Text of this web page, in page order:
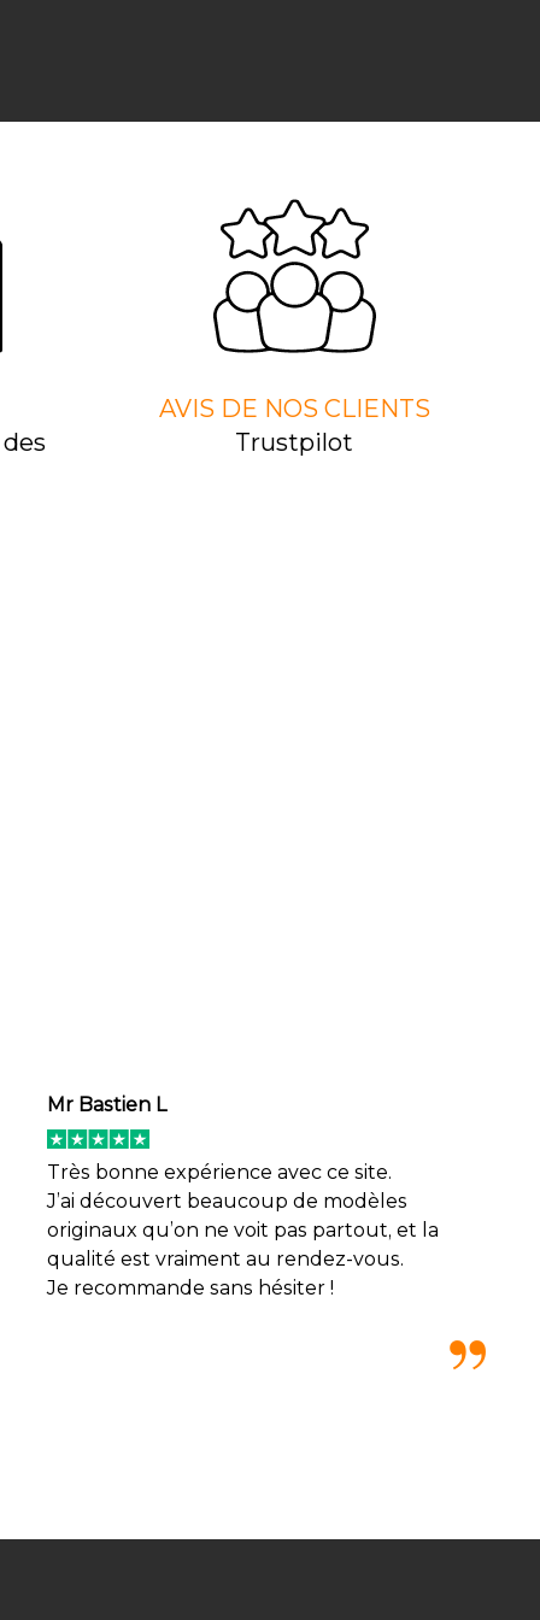
AVIS DE NOS CLIENTS
Trustpilot
Mr Bastien L
Très bonne expérience avec ce site.
J’ai découvert beaucoup de modèles
originaux qu’on ne voit pas partout, et la
qualité est vraiment au rendez-vous.
Je recommande sans hésiter !